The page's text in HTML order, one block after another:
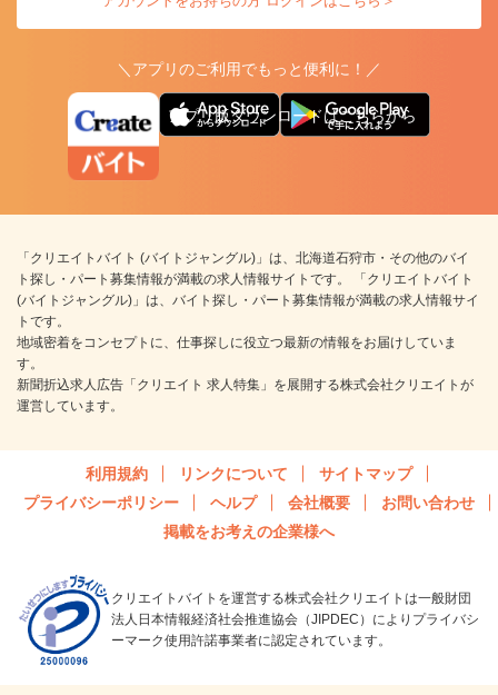
＼アプリのご利用でもっと便利に！／
アプリ版ダウンロードはこちらから
「クリエイトバイト (バイトジャングル)」は、北海道石狩市・その他のバイ
ト探し・パート募集情報が満載の求人情報サイトです。 「クリエイトバイト
(バイトジャングル)」は、バイト探し・パート募集情報が満載の求人情報サイ
トです。
地域密着をコンセプトに、仕事探しに役立つ最新の情報をお届けしていま
す。
新聞折込求人広告「クリエイト 求人特集」を展開する株式会社クリエイトが
運営しています。
利用規約 リンクについて
サイトマップ
プライバシーポリシー
ヘルプ 会社概要
お問い合わせ
掲載をお考えの企業様へ
クリエイトバイトを運営する株式会社クリエイトは一般財団
法人日本情報経済社会推進協会（JIPDEC）によりプライバシ
ーマーク使用許諾事業者に認定されています。